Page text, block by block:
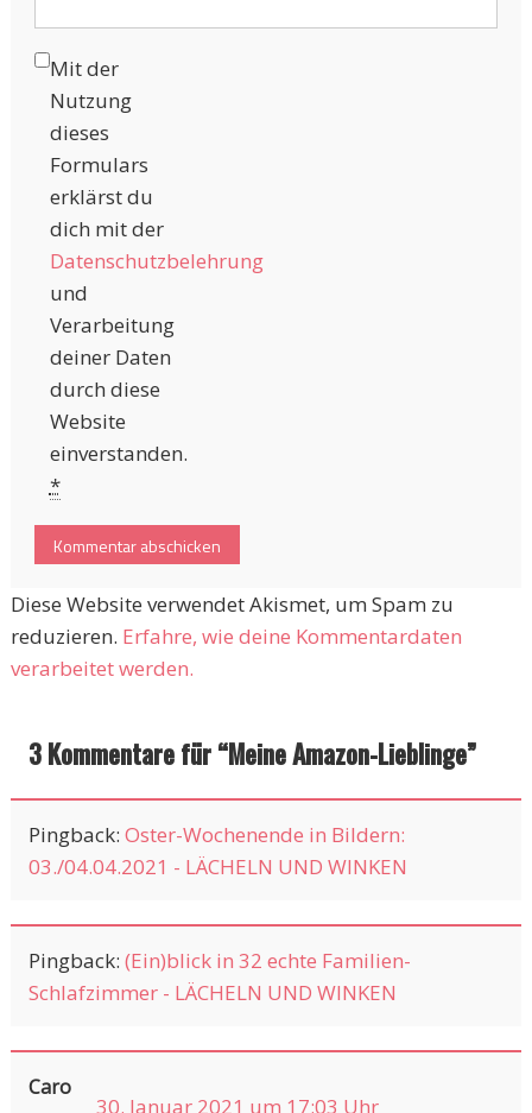
Mit der
Nutzung
dieses
Formulars
erklärst du
dich mit der
Datenschutzbelehrung
und
Verarbeitung
deiner Daten
durch diese
Website
einverstanden.
*
Diese Website verwendet Akismet, um Spam zu
reduzieren. Erfahre, wie deine Kommentardaten
verarbeitet werden.
3 Kommentare für “Meine Amazon-Lieblinge”
Pingback: Oster-Wochenende in Bildern:
03./04.04.2021 - LÄCHELN UND WINKEN
Pingback: (Ein)blick in 32 echte Familien-
Schlafzimmer - LÄCHELN UND WINKEN
Caro
30. Januar 2021 um 17:03 Uhr